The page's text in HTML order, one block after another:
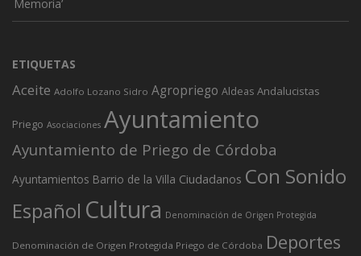
Memoria’
ETIQUETAS
Aceite Adolfo Lozano Sidro Agropriego Aldeas Andalucistas
Priego Asociaciones Ayuntamiento
Ayuntamiento de Priego de Córdoba
Ayuntamientos Barrio de la Villa Ciudadanos Con Sonido
Español Cultura Denominación de Origen Protegida
Denominación de Origen Protegida Priego de Córdoba Deportes